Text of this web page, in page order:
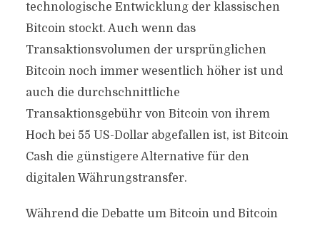
technologische Entwicklung der klassischen
Bitcoin stockt. Auch wenn das
Transaktionsvolumen der ursprünglichen
Bitcoin noch immer wesentlich höher ist und
auch die durchschnittliche
Transaktionsgebühr von Bitcoin von ihrem
Hoch bei 55 US-Dollar abgefallen ist, ist Bitcoin
Cash die günstigere Alternative für den
digitalen Währungstransfer.
Während die Debatte um Bitcoin und Bitcoin